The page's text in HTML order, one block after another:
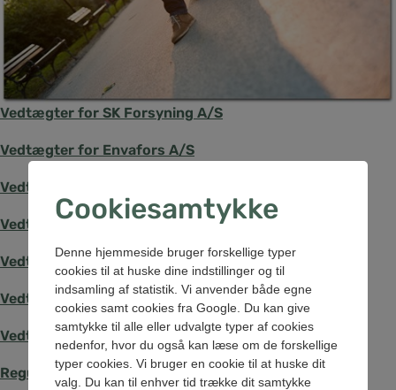
Vedtægter for SK Forsyning A/S
Vedtægter for Envafors A/S
Vedtægter for SK Energi A/S
Vedtægter for SK Gadelys A/S
Vedtægter for SK Spildevand A/S
Vedtægter for SK Vand A/S
Vedtægter for SK Varme A/S
Regulativ for SK Vand A/S
Cookiesamtykke
Denne hjemmeside bruger forskellige typer
cookies til at huske dine indstillinger og til
indsamling af statistik. Vi anvender både egne
cookies samt cookies fra Google. Du kan give
samtykke til alle eller udvalgte typer af cookies
nedenfor, hvor du også kan læse om de forskellige
typer cookies. Vi bruger en cookie til at huske dit
valg. Du kan til enhver tid trække dit samtykke